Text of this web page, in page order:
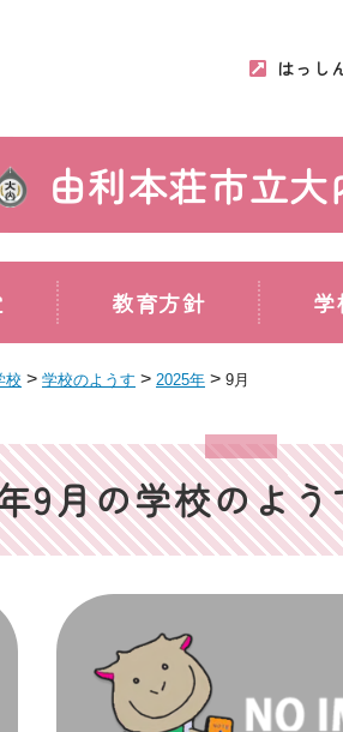
はっし
由利本荘市立
教育方針
校 > 学校のようす > 2025年 > 9月
9月の学校のよ